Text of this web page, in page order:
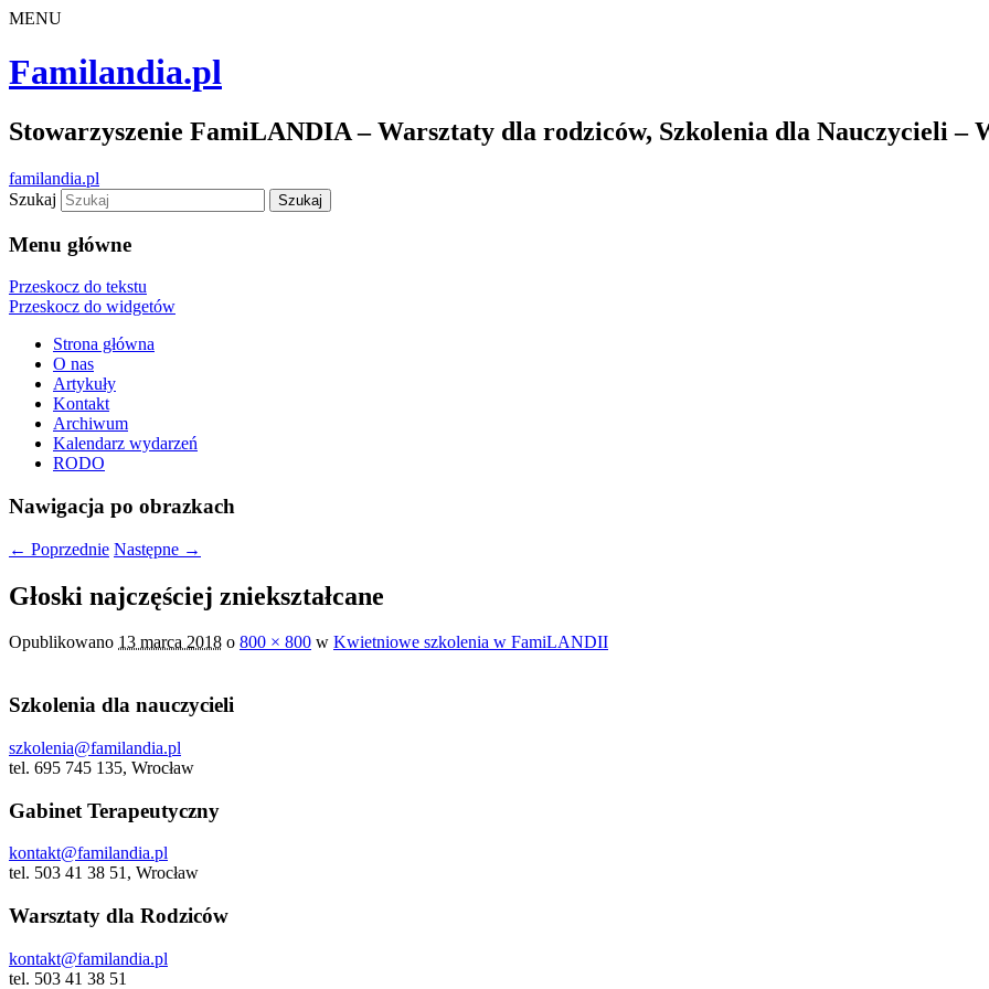
MENU
Familandia.pl
Stowarzyszenie FamiLANDIA – Warsztaty dla rodziców, Szkolenia dla Nauczycieli –
familandia.pl
Szukaj
Menu główne
Przeskocz do tekstu
Przeskocz do widgetów
Strona główna
O nas
Artykuły
Kontakt
Archiwum
Kalendarz wydarzeń
RODO
Nawigacja po obrazkach
← Poprzednie Następne →
Głoski najczęściej zniekształcane
Opublikowano 13 marca 2018 o 800 × 800 w Kwietniowe szkolenia w FamiLANDII
Szkolenia dla nauczycieli
szkolenia@familandia.pl
tel. 695 745 135, Wrocław
Gabinet Terapeutyczny
kontakt@familandia.pl
tel. 503 41 38 51, Wrocław
Warsztaty dla Rodziców
kontakt@familandia.pl
tel. 503 41 38 51